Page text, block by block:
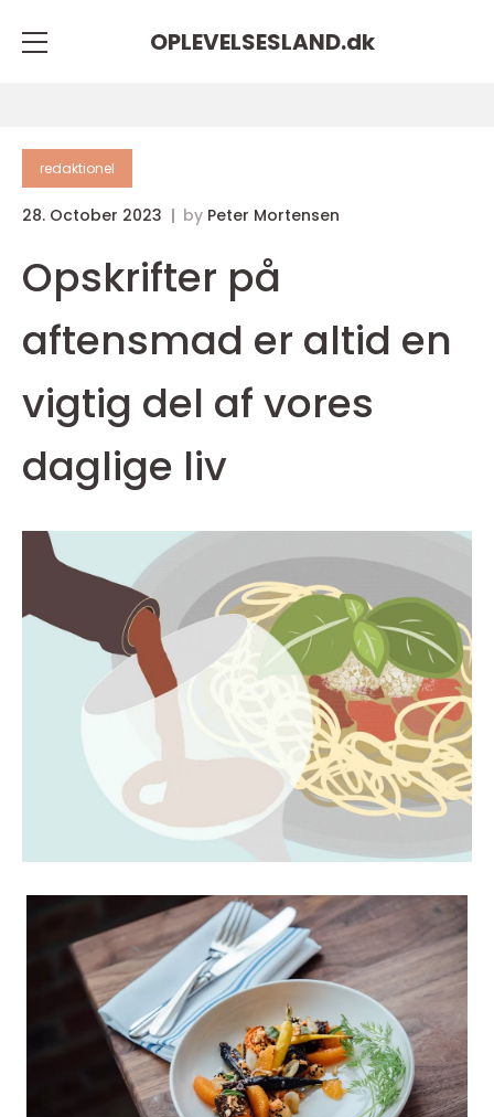
OPLEVELSESLAND.dk
redaktionel
28. October 2023 by Peter Mortensen
Opskrifter på
aftensmad er altid en
vigtig del af vores
daglige liv